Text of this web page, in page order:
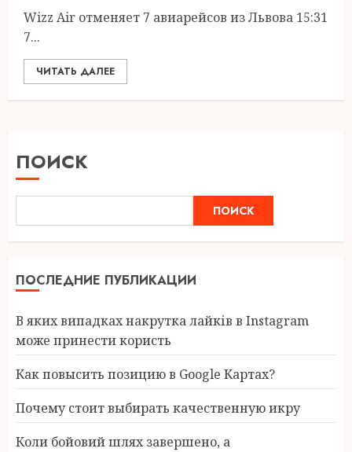
Wizz Air отменяет 7 авиарейсов из Львова 15:31
7...
ЧИТАТЬ ДАЛЕЕ
ПОИСК
ПОИСК
ПОСЛЕДНИЕ ПУБЛИКАЦИИ
В яких випадках накрутка лайків в Instagram
може принести користь
Как повысить позицию в Google Картах?
Почему стоит выбирать качественную икру
Коли бойовий шлях завершено, а